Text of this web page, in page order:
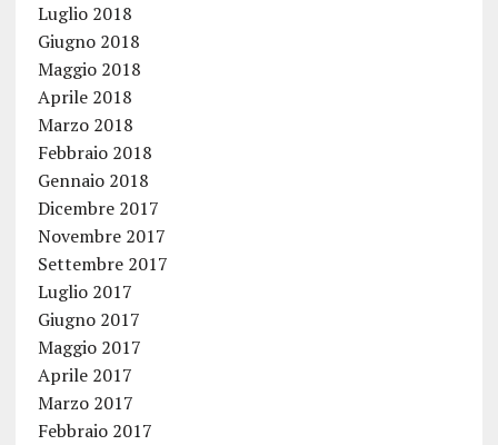
Luglio 2018
Giugno 2018
Maggio 2018
Aprile 2018
Marzo 2018
Febbraio 2018
Gennaio 2018
Dicembre 2017
Novembre 2017
Settembre 2017
Luglio 2017
Giugno 2017
Maggio 2017
Aprile 2017
Marzo 2017
Febbraio 2017